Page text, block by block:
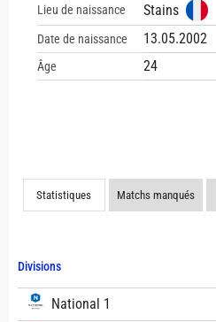
Divisions
National 1
Lieu de naissance Stains
Date de naissance 13.05.2002
Âge 24
Statistiques Matchs manqués